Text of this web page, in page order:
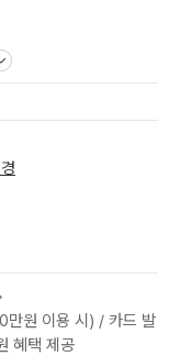
만원 이용 시) / 카드 발
혜택 제공